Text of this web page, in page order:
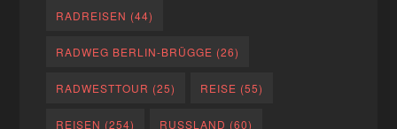
RADREISEN (44)
RADWEG BERLIN-BRÜGGE (26)
RADWESTTOUR (25) REISE (55)
REISEN (254) RUSSLAND (60)